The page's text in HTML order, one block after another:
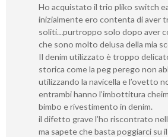
Ho acquistato il trio pliko switch
inizialmente ero contenta di aver
soliti…purtroppo solo dopo aver
che sono molto delusa della mia
Il denim utilizzato è troppo
storica come la peg perego non
utilizzando la navicella e l’ovetto
entrambi hanno l’imbottitura
bimbo e rivestimento in denim.
il difetto grave l’ho riscontrato
ma sapete che basta poggiarci